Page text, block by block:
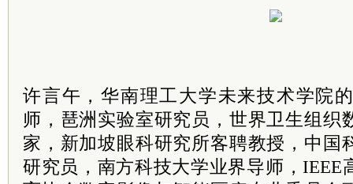
许言午，华南理工大学未来技术学院
师，琶洲实验室研究员，世界卫生组织
家，新加坡眼科研究所客聘教授，中国
研究员，南方科技大学业界导师，IEEE